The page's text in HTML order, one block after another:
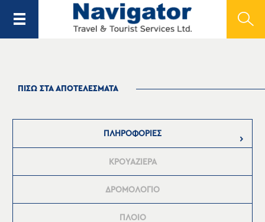
ΠΙΣΩ ΣΤΑ ΑΠΟΤΕΛΕΣΜΑΤΑ
ΠΛΗΡΟΦΟΡΙΕΣ
ΚΡΟΥΑΖΙΕΡΑ
ΔΡΟΜΟΛΟΓΙΟ
ΠΛΟΙΟ